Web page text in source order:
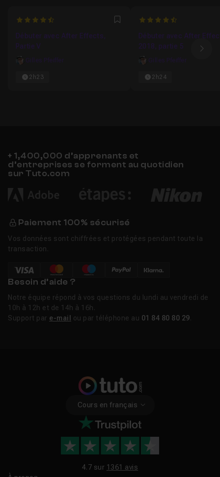
4.8 Favori
Débuter avec After Effects,
Partie V
Gilles Pfeiffer
2h23
4.8775510204082
Débuter avec After
2018, partie 5
Gilles Pfeiffer
2h24
+ 1,400,000 d’apprenants et
d’entreprises se forment au quotidien
sur Tuto.com
Paiement 100% sécurisé
Vos données sont chiffrées et protégées pendant toute la
transaction.
Besoin d’aide ?
Notre équipe répond à vos questions du lundi au vendredi de
10h à 12h et de 14h à 16h.
Support par e-mail ou par téléphone au 01 84 80 80 29
Cours en français
4.7 sur 1361 avis